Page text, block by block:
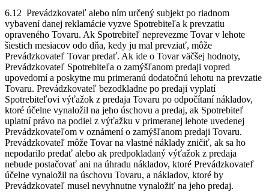
6.12 Prevádzkovateľ alebo ním určený subjekt po riadnom
vybavení danej reklamácie vyzve Spotrebiteľa k prevzatiu
opraveného Tovaru. Ak Spotrebiteľ neprevezme Tovar v lehote
šiestich mesiacov odo dňa, kedy ju mal prevziať, môže
Prevádzkovateľ Tovar predať. Ak ide o Tovar väčšej hodnoty,
Prevádzkovateľ Spotrebiteľa o zamýšľanom predaji vopred
upovedomí a poskytne mu primeranú dodatočnú lehotu na prevzatie
Tovaru. Prevádzkovateľ bezodkladne po predaji vyplatí
Spotrebiteľovi výťažok z predaja Tovaru po odpočítaní nákladov,
ktoré účelne vynaložil na jeho úschovu a predaj, ak Spotrebiteľ
uplatní právo na podiel z výťažku v primeranej lehote uvedenej
Prevádzkovateľom v oznámení o zamýšľanom predaji Tovaru.
Prevádzkovateľ môže Tovar na vlastné náklady zničiť, ak sa ho
nepodarilo predať alebo ak predpokladaný výťažok z predaja
nebude postačovať ani na úhradu nákladov, ktoré Prevádzkovateľ
účelne vynaložil na úschovu Tovaru, a nákladov, ktoré by
Prevádzkovateľ musel nevyhnutne vynaložiť na jeho predaj.